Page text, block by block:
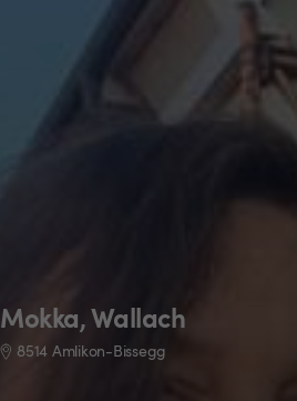
Mokka, Wallach
8514 Amlikon-Bissegg